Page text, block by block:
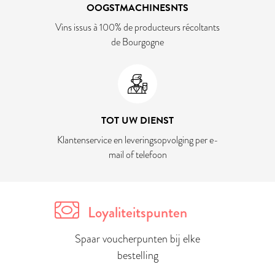
OOGSTMACHINESNTS
Vins issus à 100% de producteurs récoltants
de Bourgogne
TOT UW DIENST
Klantenservice en leveringsopvolging per e-
mail of telefoon
Loyaliteitspunten
Spaar voucherpunten bij elke
bestelling